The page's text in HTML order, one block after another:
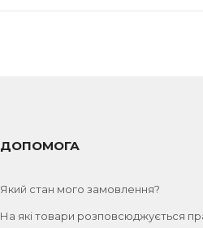
ДОПОМОГА
Який стан мого замовлення?
На які товари розповсюджується